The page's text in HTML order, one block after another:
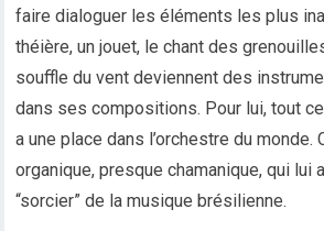
faire dialoguer les éléments les plus
théière, un jouet, le chant des
souffle du vent deviennent des
dans ses compositions. Pour lui, tout
a une place dans l’orchestre du monde.
organique, presque chamanique, qui lui
“sorcier” de la musique brésilienne.